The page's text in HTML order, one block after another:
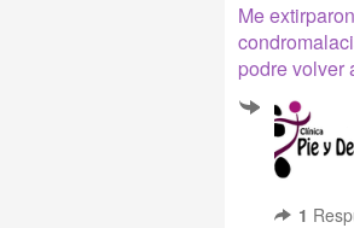
Me
podre volver
1